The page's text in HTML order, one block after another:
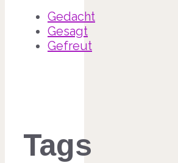
Gedacht
Gesagt
Gefreut
Tags